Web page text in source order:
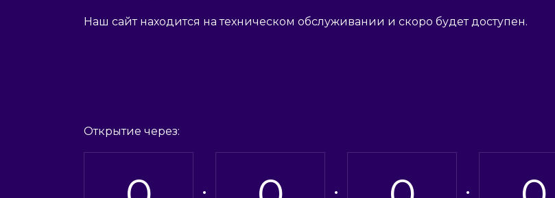
Наш сайт находится на техническом обслуживании и скоро будет доступен.
Открытие через: